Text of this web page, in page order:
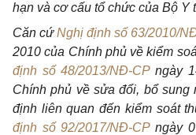
hạn và cơ cấu tổ chức của Bộ Y
Căn cứNghị định số 63/2010/
2010 của Chính phủ về kiểm
định số 48/2013/NĐ-CPngày
Chính phủ về sửa đổi, bổ sung
định liên quan đến kiểm soát
định số 92/2017/NĐ-CPngày